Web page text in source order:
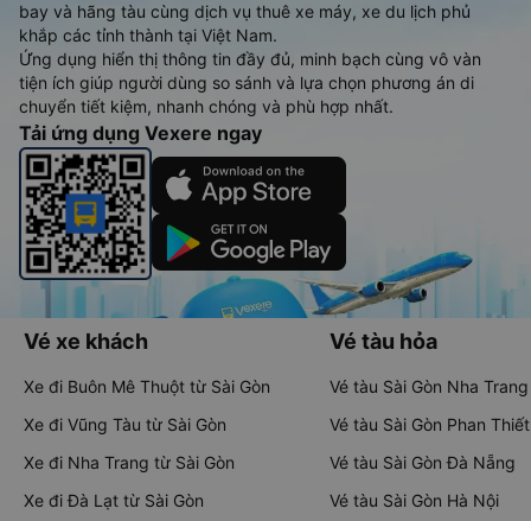
bay và hãng tàu cùng dịch vụ thuê xe máy, xe du lịch phủ
khắp các tỉnh thành tại Việt Nam.
Ứng dụng hiển thị thông tin đầy đủ, minh bạch cùng vô vàn
tiện ích giúp người dùng so sánh và lựa chọn phương án di
chuyển tiết kiệm, nhanh chóng và phù hợp nhất.
Tải ứng dụng Vexere ngay
Vé xe khách
Xe đi Buôn Mê Thuột từ Sài Gòn
Xe đi Vũng Tàu từ Sài Gòn
Xe đi Nha Trang từ Sài Gòn
Xe đi Đà Lạt từ Sài Gòn
Vé tàu hỏa
Vé tàu Sài Gòn Nha Trang
Vé tàu Sài Gòn Phan Thiết
Vé tàu Sài Gòn Đà Nẵng
Vé tàu Sài Gòn Hà Nội